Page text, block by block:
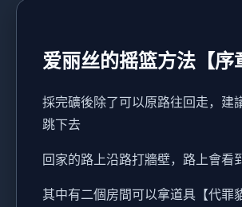
爱丽丝的摇篮方法【序
採完礦後除了可以原路往回走，建
跳下去
回家的路上沿路打牆壁，路上會看
其中有二個房間可以拿道具【代罪